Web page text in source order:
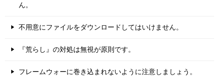
ん。
不用意にファイルをダウンロードしてはいけません。
『荒らし』の対処は無視が原則です。
フレームウォーに巻き込まれないように注意しましょう。